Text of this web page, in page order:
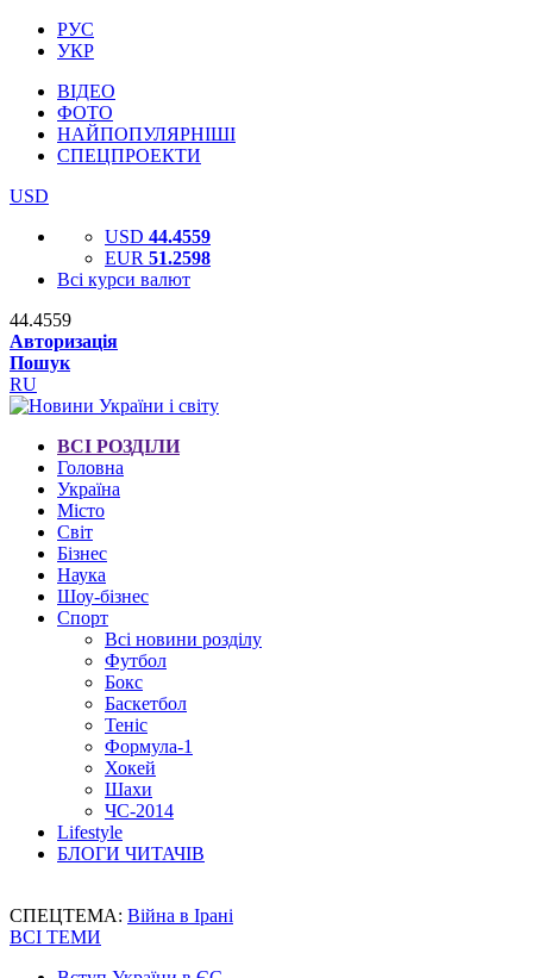
РУС
УКР
ВІДЕО
ФОТО
НАЙПОПУЛЯРНІШІ
СПЕЦПРОЕКТИ
USD
USD 44.4559
EUR 51.2598
Всі курси валют
44.4559
Авторизація
Пошук
RU
ВСІ РОЗДІЛИ
Головна
Україна
Місто
Світ
Бізнес
Наука
Шоу-бізнес
Спорт
Всі новини розділу
Футбол
Бокс
Баскетбол
Теніс
Формула-1
Хокей
Шахи
ЧС-2014
Lifestyle
БЛОГИ ЧИТАЧІВ
СПЕЦТЕМА: Війна в Ірані
ВСІ ТЕМИ